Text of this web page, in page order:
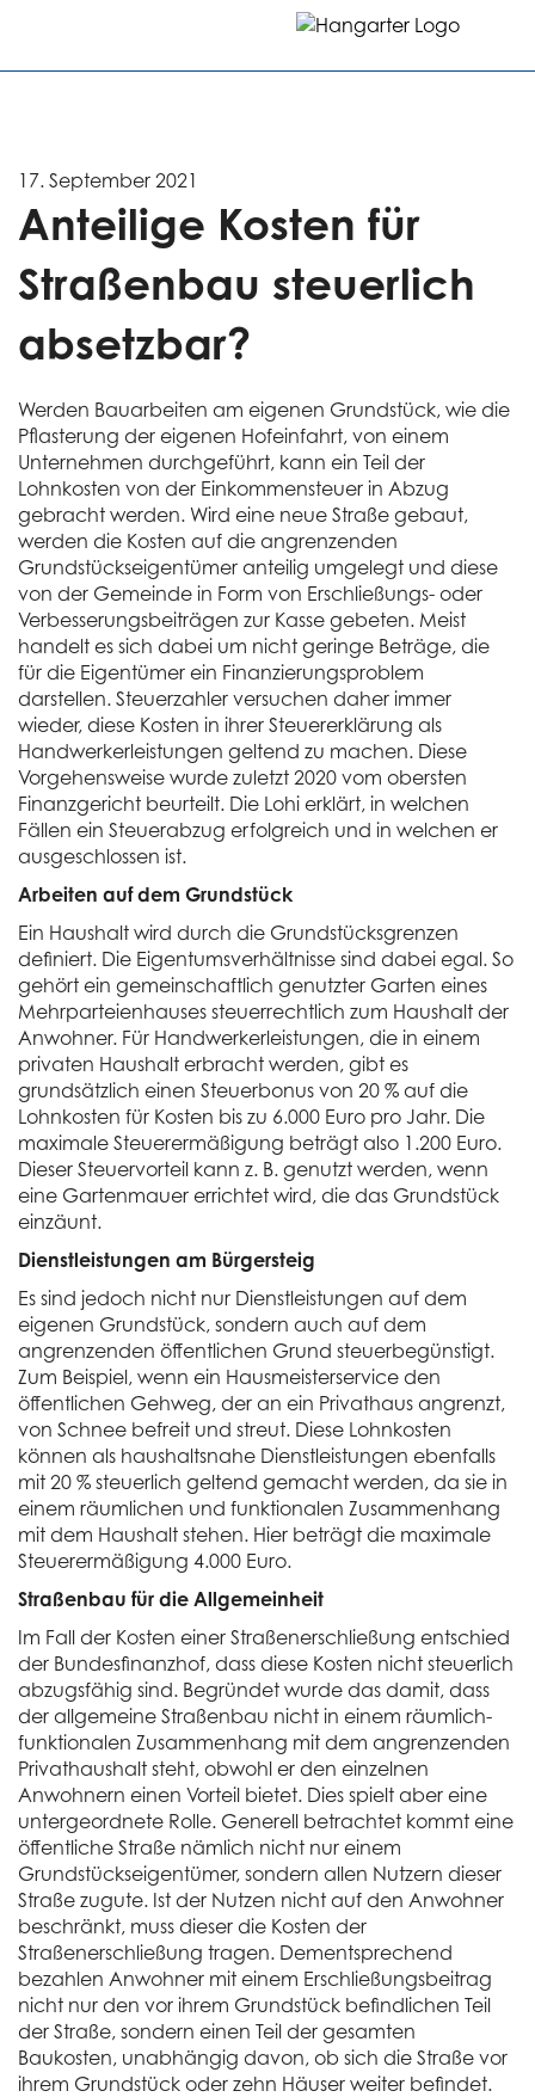
17. September 2021
Anteilige Kosten für
Straßenbau steuerlich
absetzbar?
Werden Bauarbeiten am eigenen Grundstück, wie die
Pflasterung der eigenen Hofeinfahrt, von einem
Unternehmen durchgeführt, kann ein Teil der
Lohnkosten von der Einkommensteuer in Abzug
gebracht werden. Wird eine neue Straße gebaut,
werden die Kosten auf die angrenzenden
Grundstückseigentümer anteilig umgelegt und diese
von der Gemeinde in Form von Erschließungs- oder
Verbesserungsbeiträgen zur Kasse gebeten. Meist
handelt es sich dabei um nicht geringe Beträge, die
für die Eigentümer ein Finanzierungsproblem
darstellen. Steuerzahler versuchen daher immer
wieder, diese Kosten in ihrer Steuererklärung als
Handwerkerleistungen geltend zu machen. Diese
Vorgehensweise wurde zuletzt 2020 vom obersten
Finanzgericht beurteilt. Die Lohi erklärt, in welchen
Fällen ein Steuerabzug erfolgreich und in welchen er
ausgeschlossen ist.
Arbeiten auf dem Grundstück
Ein Haushalt wird durch die Grundstücksgrenzen
definiert. Die Eigentumsverhältnisse sind dabei egal. So
gehört ein gemeinschaftlich genutzter Garten eines
Mehrparteienhauses steuerrechtlich zum Haushalt der
Anwohner. Für Handwerkerleistungen, die in einem
privaten Haushalt erbracht werden, gibt es
grundsätzlich einen Steuerbonus von 20 % auf die
Lohnkosten für Kosten bis zu 6.000 Euro pro Jahr. Die
maximale Steuerermäßigung beträgt also 1.200 Euro.
Dieser Steuervorteil kann z. B. genutzt werden, wenn
eine Gartenmauer errichtet wird, die das Grundstück
einzäunt.
Dienstleistungen am Bürgersteig
Es sind jedoch nicht nur Dienstleistungen auf dem
eigenen Grundstück, sondern auch auf dem
angrenzenden öffentlichen Grund steuerbegünstigt.
Zum Beispiel, wenn ein Hausmeisterservice den
öffentlichen Gehweg, der an ein Privathaus angrenzt,
von Schnee befreit und streut. Diese Lohnkosten
können als haushaltsnahe Dienstleistungen ebenfalls
mit 20 % steuerlich geltend gemacht werden, da sie in
einem räumlichen und funktionalen Zusammenhang
mit dem Haushalt stehen. Hier beträgt die maximale
Steuerermäßigung 4.000 Euro.
Straßenbau für die Allgemeinheit
Im Fall der Kosten einer Straßenerschließung entschied
der Bundesfinanzhof, dass diese Kosten nicht steuerlich
abzugsfähig sind. Begründet wurde das damit, dass
der allgemeine Straßenbau nicht in einem räumlich-
funktionalen Zusammenhang mit dem angrenzenden
Privathaushalt steht, obwohl er den einzelnen
Anwohnern einen Vorteil bietet. Dies spielt aber eine
untergeordnete Rolle. Generell betrachtet kommt eine
öffentliche Straße nämlich nicht nur einem
Grundstückseigentümer, sondern allen Nutzern dieser
Straße zugute. Ist der Nutzen nicht auf den Anwohner
beschränkt, muss dieser die Kosten der
Straßenerschließung tragen. Dementsprechend
bezahlen Anwohner mit einem Erschließungsbeitrag
nicht nur den vor ihrem Grundstück befindlichen Teil
der Straße, sondern einen Teil der gesamten
Baukosten, unabhängig davon, ob sich die Straße vor
ihrem Grundstück oder zehn Häuser weiter befindet.